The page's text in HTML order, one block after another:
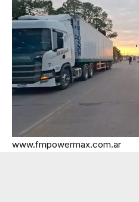
www.fmpowermax.com.ar